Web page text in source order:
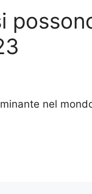
nel